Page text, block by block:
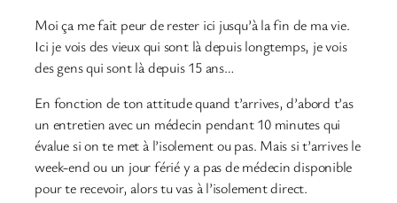
Moi ça me fait peur de rester ici jusqu’à la fin de ma vie.
Ici je vois des vieux qui sont là depuis longtemps, je vois
des gens qui sont là depuis 15 ans…
En fonction de ton attitude quand t’arrives, d’abord t’as
un entretien avec un médecin pendant 10 minutes qui
évalue si on te met à l’isolement ou pas. Mais si t’arrives le
week-end ou un jour férié y a pas de médecin disponible
pour te recevoir, alors tu vas à l’isolement direct.